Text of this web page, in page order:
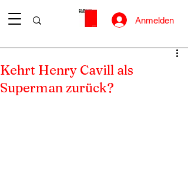
Anmelden
Kehrt Henry Cavill als
Superman zurück?